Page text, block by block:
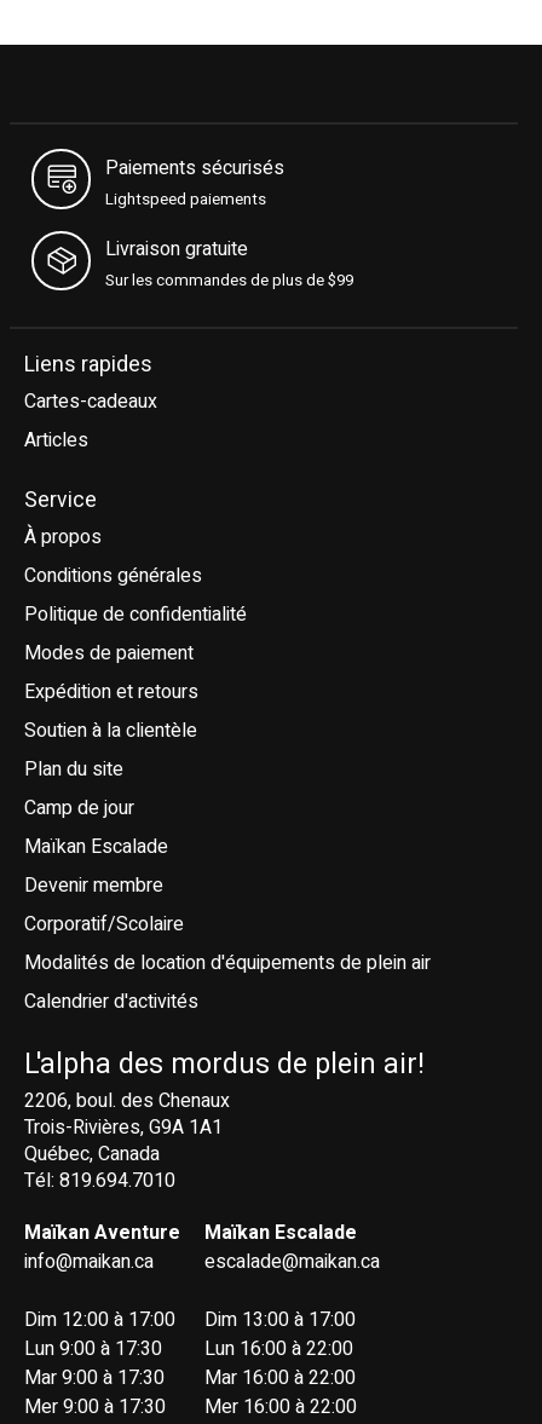
Paiements sécurisés
Lightspeed paiements
Livraison gratuite
Sur les commandes de plus de $99
Liens rapides
Cartes-cadeaux
Articles
Service
À propos
Conditions générales
Politique de confidentialité
Modes de paiement
Expédition et retours
Soutien à la clientèle
Plan du site
Camp de jour
Maïkan Escalade
Devenir membre
Corporatif/Scolaire
Modalités de location d'équipements de plein air
Calendrier d'activités
L'alpha des mordus de plein air!
2206, boul. des Chenaux
Trois-Rivières, G9A 1A1
Québec, Canada
Tél: 819.694.7010
Maïkan Aventure
info@maikan.ca
Dim 12:00 à 17:00
Lun 9:00 à 17:30
Mar 9:00 à 17:30
Mer 9:00 à 17:30
Maïkan Escalade
escalade@maikan.ca
Dim 13:00 à 17:00
Lun 16:00 à 22:00
Mar 16:00 à 22:00
Mer 16:00 à 22:00